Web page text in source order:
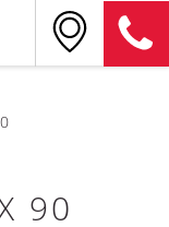
90